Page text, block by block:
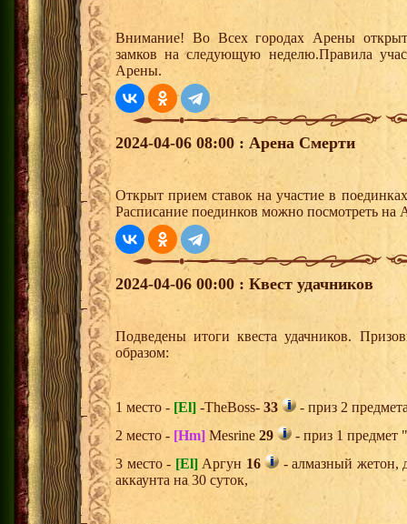
Внимание! Во Всех городах Арены
замков на следующую неделю.Правила
Арены.
2024-04-06 08:00 : Арена Смерти
Открыт прием ставок на участие в
Расписание поединков можно посмотреть на
2024-04-06 00:00 : Квест удачников
Подведены итоги квеста удачников.
образом:
1 место - [El] -TheBoss- 33
- приз 2
2 место - [Hm] Mesrine 29
- приз 1 предмет
3 место - [El]Аргун 16
- алмазный жетон,
аккаунта на 30 суток,